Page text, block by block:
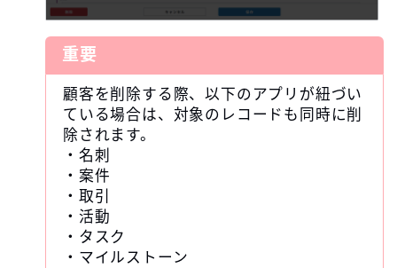
重要
顧客を削除する際、以下のアプリが紐づい
ている場合は、対象のレコードも同時に削
除されます。
・名刺
・案件
・取引
・活動
・タスク
・マイルストーン